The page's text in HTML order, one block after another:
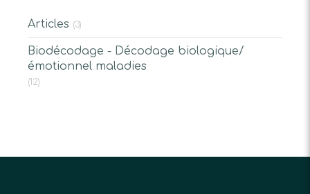
Articles (3)
Biodécodage - Décodage biologique/
émotionnel maladies
(12)